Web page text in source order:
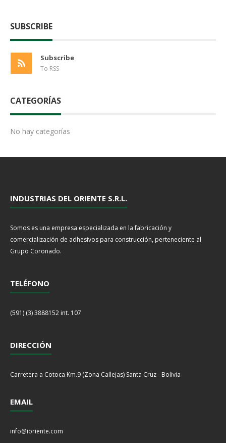
SUBSCRIBE
Subscribe
To RSS
CATEGORÍAS
No hay categorías
INDUSTRIAS DEL ORIENTE S.R.L.
Somos es una empresa especializada en la fabricación y
comercialización de adhesivos para construcción, perteneciente al
Grupo Coronado.
TELÉFONO
(591) (3) 3888152 int. 107
DIRECCIÓN
Carretera a Cotoca Km.9 (Zona Callejas) Santa Cruz - Bolivia
EMAIL
info@ioriente.com